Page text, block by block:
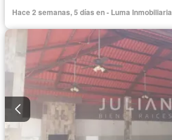
Hace 2 semanas, 5 días en - Luma Inmobiliaria